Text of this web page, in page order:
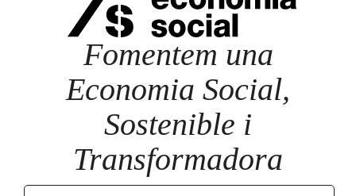
Fomentem una
Economia Social,
Sostenible i
Transformadora